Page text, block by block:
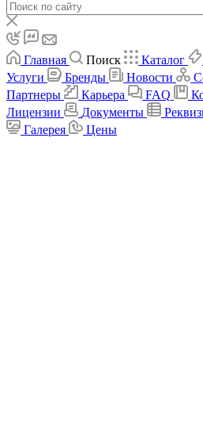
Главная Поиск Каталог
Услуги
Бренды Новости
Партнеры
Карьера FAQ
Лицензии
Документы
Галерея
Цены